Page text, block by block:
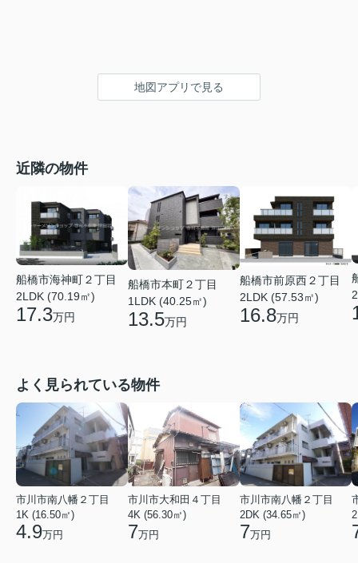
地図アプリで見る
近隣の物件
船橋市海神町２丁目
2LDK (70.19㎡)
17.3万円
船橋市本町２丁目
1LDK (40.25㎡)
13.5万円
船橋市前原西２丁目
2LDK (57.53㎡)
16.8万円
よく見られている物件
市川市南八幡２丁目
1K (16.50㎡)
4.9万円
市川市大和田４丁目
4K (56.30㎡)
7万円
市川市南八幡２丁目
2DK (34.65㎡)
7万円